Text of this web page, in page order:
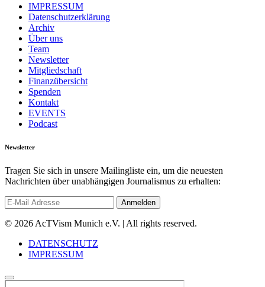
IMPRESSUM
Datenschutzerklärung
Archiv
Über uns
Team
Newsletter
Mitgliedschaft
Finanzübersicht
Spenden
Kontakt
EVENTS
Podcast
Newsletter
Tragen Sie sich in unsere Mailingliste ein, um die neuesten
Nachrichten über unabhängigen Journalismus zu erhalten:
© 2026 AcTVism Munich e.V. | All rights reserved.
DATENSCHUTZ
IMPRESSUM